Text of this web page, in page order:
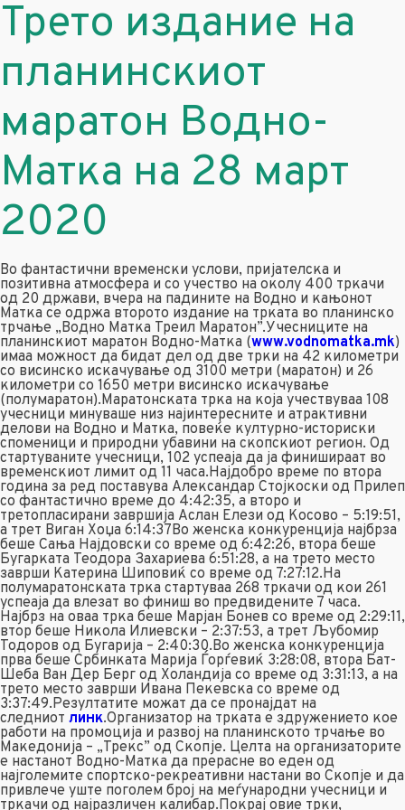
Трето издание на
планинскиот
маратон Водно-
Матка на 28 март
2020
Во фантастични временски услови, пријателска и
позитивна атмосфера и со учество на околу 400 тркачи
од 20 држави, вчера на падините на Водно и кањонот
Матка се одржа второто издание на трката во планинско
трчање „Водно Матка Треил Маратон”.Учесниците на
планинскиот маратон Водно-Матка (www.vodnomatka.mk)
имаа можност да бидат дел од две трки на 42 километри
со висинско искачување од 3100 метри (маратон) и 26
километри со 1650 метри висинско искачување
(полумаратон).Маратонската трка на која учествуваа 108
учесници минуваше низ најинтересните и атрактивни
делови на Водно и Матка, повеќе културно-историски
споменици и природни убавини на скопскиот регион. Од
стартуваните учесници, 102 успеаја да ја финишираат во
временскиот лимит од 11 часа.Најдобро време по втора
година за ред поставува Александар Стојкоски од Прилеп
со фантастично време до 4:42:35, а второ и
третопласирани завршија Аслан Елези од Косово – 5:19:51,
а трет Виган Хоџа 6:14:37Во женска конкуренција најбрза
беше Сања Најдовски со време од 6:42:26, втора беше
Бугарката Теодора Захариева 6:51:28, а на трето место
заврши Катерина Шиповиќ со време од 7:27:12.На
полумаратонската трка стартуваа 268 тркачи од кои 261
успеаја да влезат во финиш во предвидените 7 часа.
Најбрз на оваа трка беше Марјан Бонев со време од 2:29:11,
втор беше Никола Илиевски – 2:37:53, а трет Љубомир
Тодоров од Бугарија – 2:40:30.Во женска конкуренција
прва беше Србинката Марија Ѓорѓевиќ 3:28:08, втора Бат-
Шеба Ван Дер Берг од Холандија со време од 3:31:13, a на
трето место заврши Ивана Пекевска со време од
3:37:49.Резултатите можат да се пронајдат на
следниот линк.Организатор на трката е здружението кое
работи на промоција и развој на планинското трчање во
Македонија – „Трекс” од Скопје. Целта на организаторите
е настанот Водно-Матка да прерасне во еден од
најголемите спортско-рекреативни настани во Скопје и да
привлече уште поголем број на меѓународни учесници и
тркачи од најразличен калибар.Покрај овие трки,